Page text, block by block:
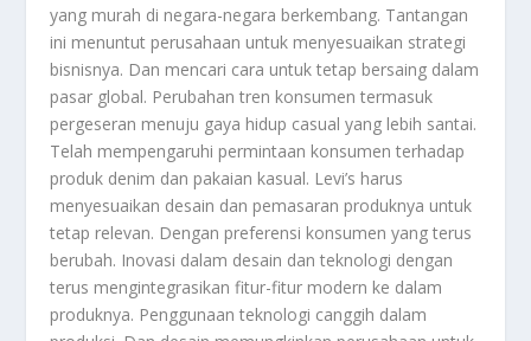
yang murah di negara-negara berkembang. Tantangan
ini menuntut perusahaan untuk menyesuaikan strategi
bisnisnya. Dan mencari cara untuk tetap bersaing dalam
pasar global. Perubahan tren konsumen termasuk
pergeseran menuju gaya hidup casual yang lebih santai.
Telah mempengaruhi permintaan konsumen terhadap
produk denim dan pakaian kasual. Levi’s harus
menyesuaikan desain dan pemasaran produknya untuk
tetap relevan. Dengan preferensi konsumen yang terus
berubah. Inovasi dalam desain dan teknologi dengan
terus mengintegrasikan fitur-fitur modern ke dalam
produknya. Penggunaan teknologi canggih dalam